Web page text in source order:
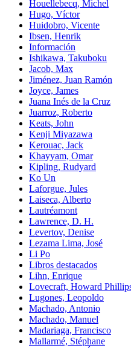
Houellebecq, Michel
Hugo, Víctor
Huidobro, Vicente
Ibsen, Henrik
Información
Ishikawa, Takuboku
Jacob, Max
Jiménez, Juan Ramón
Joyce, James
Juana Inés de la Cruz
Juarroz, Roberto
Keats, John
Kenji Miyazawa
Kerouac, Jack
Khayyam, Omar
Kipling, Rudyard
Ko Un
Laforgue, Jules
Laiseca, Alberto
Lautréamont
Lawrence, D. H.
Levertov, Denise
Lezama Lima, José
Li Po
Libros destacados
Lihn, Enrique
Lovecraft, Howard
Lugones, Leopoldo
Machado, Antonio
Machado, Manuel
Madariaga, Francisco
Mallarmé, Stéphane